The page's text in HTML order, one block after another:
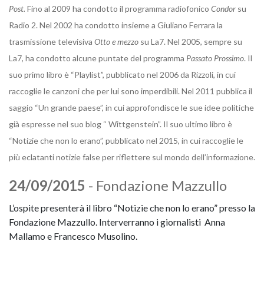
Post. Fino al 2009 ha condotto il programma radiofonico Condor su
Radio 2. Nel 2002 ha condotto insieme a Giuliano Ferrara la
trasmissione televisiva Otto e mezzo su La7. Nel 2005, sempre su
La7, ha condotto alcune puntate del programma Passato Prossimo. Il
suo primo libro è “Playlist”, pubblicato nel 2006 da Rizzoli, in cui
raccoglie le canzoni che per lui sono imperdibili. Nel 2011 pubblica il
saggio “Un grande paese”, in cui approfondisce le sue idee politiche
già espresse nel suo blog “ Wittgenstein”. Il suo ultimo libro è
“Notizie che non lo erano”, pubblicato nel 2015, in cui raccoglie le
più eclatanti notizie false per riflettere sul mondo dell’informazione.
24/09/2015 - Fondazione Mazzullo
L’ospite presenterà il libro “Notizie che non lo erano” presso la
Fondazione Mazzullo. Interverranno i giornalisti Anna
Mallamo e Francesco Musolino.